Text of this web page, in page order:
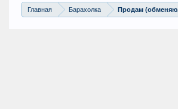
Главная Барахолка Продам